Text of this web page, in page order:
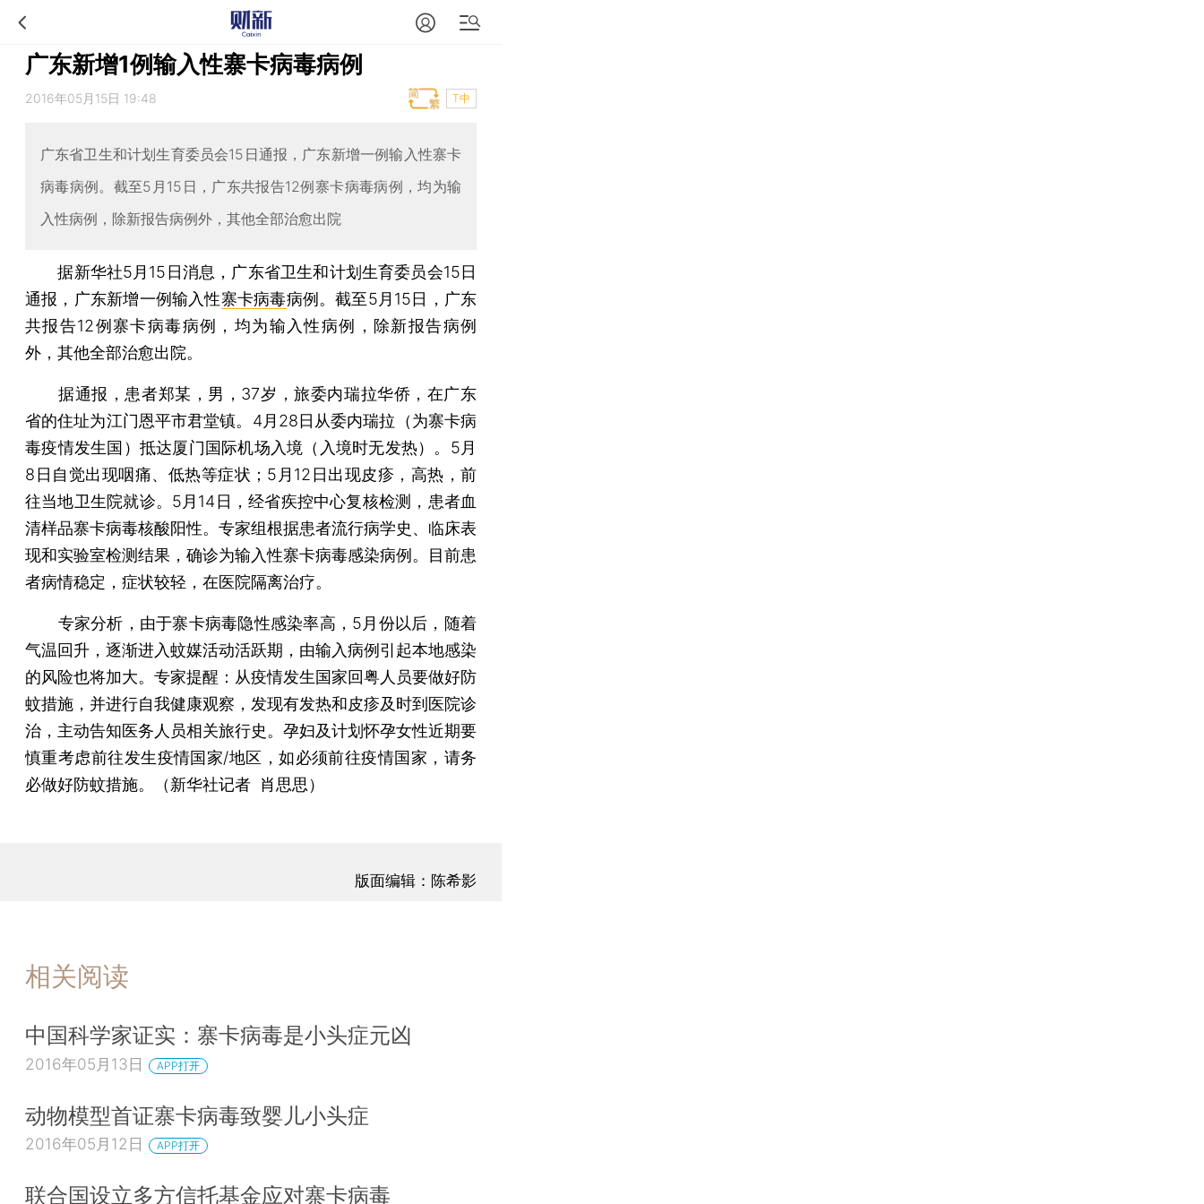
广东新增1例输入性寨卡病毒病例
2016年05月15日 19:48 T中
广东省卫生和计划生育委员会15日通报，广东新增一例输入性寨卡
病毒病例。截至5月15日，广东共报告12例寨卡病毒病例，均为输
入性病例，除新报告病例外，其他全部治愈出院
据新华社5月15日消息，广东省卫生和计划生育委员会15日
通报，广东新增一例输入性寨卡病毒病例。截至5月15日，广东
共报告12例寨卡病毒病例，均为输入性病例，除新报告病例
外，其他全部治愈出院。
据通报，患者郑某，男，37岁，旅委内瑞拉华侨，在广东
省的住址为江门恩平市君堂镇。4月28日从委内瑞拉（为寨卡病
毒疫情发生国）抵达厦门国际机场入境（入境时无发热）。5月
8日自觉出现咽痛、低热等症状；5月12日出现皮疹，高热，前
往当地卫生院就诊。5月14日，经省疾控中心复核检测，患者血
清样品寨卡病毒核酸阳性。专家组根据患者流行病学史、临床表
现和实验室检测结果，确诊为输入性寨卡病毒感染病例。目前患
者病情稳定，症状较轻，在医院隔离治疗。
专家分析，由于寨卡病毒隐性感染率高，5月份以后，随着
气温回升，逐渐进入蚊媒活动活跃期，由输入病例引起本地感染
的风险也将加大。专家提醒：从疫情发生国家回粤人员要做好防
蚊措施，并进行自我健康观察，发现有发热和皮疹及时到医院诊
治，主动告知医务人员相关旅行史。孕妇及计划怀孕女性近期要
慎重考虑前往发生疫情国家/地区，如必须前往疫情国家，请务
必做好防蚊措施。（新华社记者 肖思思）
版面编辑：陈希影
相关阅读
中国科学家证实：寨卡病毒是小头症元凶
2016年05月13日 APP打开
动物模型首证寨卡病毒致婴儿小头症
2016年05月12日 APP打开
联合国设立多方信托基金应对寨卡病毒